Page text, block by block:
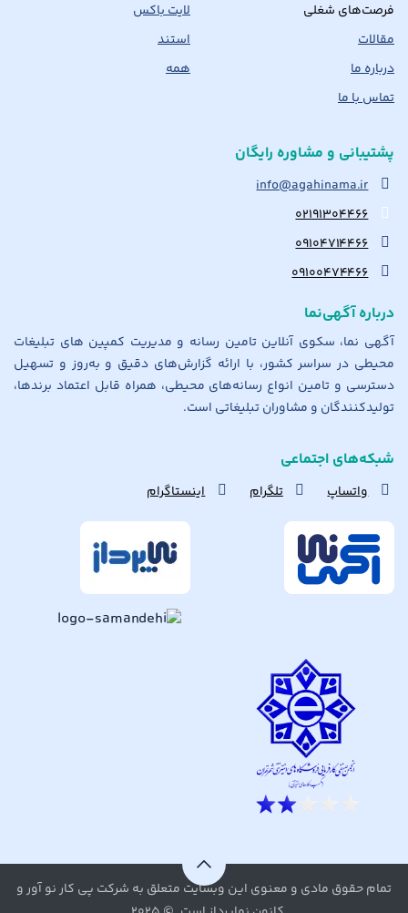
فرصت‌های شغلی
مقالات
درباره ما
تماس با ما
لایت باکس
استند
همه
پشتیبانی و مشاوره رایگان
info@agahinama.ir
۰۲۱۹۱۳۰۴۴۶۶
۰۹۱۰۴۷۱۴۴۶۶
۰۹۱۰۰۴۷۴۴۶۶
درباره آگهی‌نما
آگهی نما، سکوی آنلاین تامین رسانه و مدیریت کمپین های تبلیغات
محیطی در سراسر کشور، با ارائه گزارش‌های دقیق و به‌روز و تسهیل
دسترسی و تامین انواع رسانه‌های محیطی، همراه قابل اعتماد برندها،
تولیدکنندگان و مشاوران تبلیغاتی است.
شبکه‌های اجتماعی
واتساپ تلگرام اینستاگرام
تمام حقوق مادی و معنوی این وبسایت متعلق به شرکت پی کار نو آور و